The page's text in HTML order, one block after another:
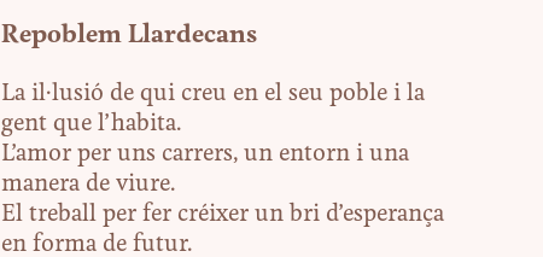
Repoblem Llardecans
La il·lusió de qui creu en el seu poble i la
gent que l’habita.
L’amor per uns carrers, un entorn i una
manera de viure.
El treball per fer créixer un bri d’esperança
en forma de futur.